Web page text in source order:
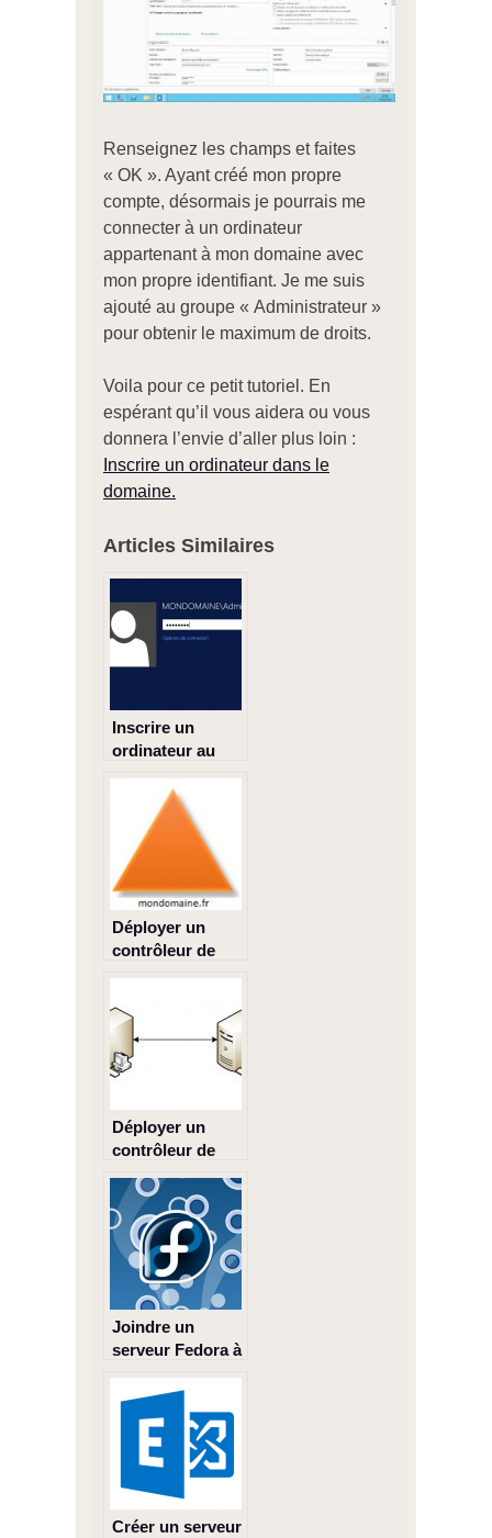
Renseignez les champs et faites
« OK ». Ayant créé mon propre
compte, désormais je pourrais me
connecter à un ordinateur
appartenant à mon domaine avec
mon propre identifiant. Je me suis
ajouté au groupe « Administrateur »
pour obtenir le maximum de droits.
Voila pour ce petit tutoriel. En
espérant qu’il vous aidera ou vous
donnera l’envie d’aller plus loin :
Inscrire un ordinateur dans le
domaine.
Articles Similaires
Inscrire un
ordinateur au
Déployer un
contrôleur de
2012 R2
Déployer un
contrôleur de
secondaire
Joindre un
serveur Fedora à
Windows
Créer un serveur